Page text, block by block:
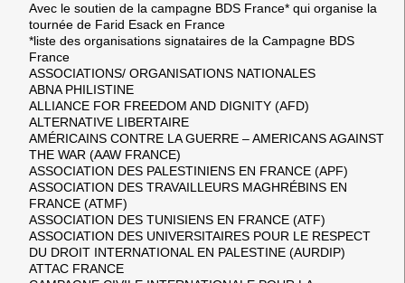
Avec le soutien de la campagne BDS France* qui organise la
tournée de Farid Esack en France
*liste des organisations signataires de la Campagne BDS
France
ASSOCIATIONS/ ORGANISATIONS NATIONALES
ABNA PHILISTINE
ALLIANCE FOR FREEDOM AND DIGNITY (AFD)
ALTERNATIVE LIBERTAIRE
AMÉRICAINS CONTRE LA GUERRE – AMERICANS AGAINST
THE WAR (AAW FRANCE)
ASSOCIATION DES PALESTINIENS EN FRANCE (APF)
ASSOCIATION DES TRAVAILLEURS MAGHRÉBINS EN
FRANCE (ATMF)
ASSOCIATION DES TUNISIENS EN FRANCE (ATF)
ASSOCIATION DES UNIVERSITAIRES POUR LE RESPECT
DU DROIT INTERNATIONAL EN PALESTINE (AURDIP)
ATTAC FRANCE